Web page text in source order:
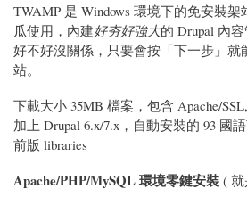
TWAMP 是 Windows 環境下的免安裝
瓜使用，內建好夯好強大的 Drupal 內
好不好沒關係，只要會按「下一步」就
站。
下載大小 35MB 檔案，包含 Apache/
加上 Drupal 6.x/7.x，自動安裝的 93 國
前版 libraries
Apache/PHP/MySQL 環境零鍵安裝 (